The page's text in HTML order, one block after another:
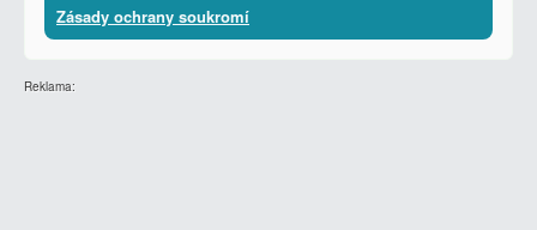
Zásady ochrany soukromí
Reklama: